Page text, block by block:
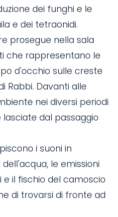
dei funghi e le
e dei tetraonidi.
prosegue nella sala
che rappresentano le
d'occhio sulle creste
Rabbi. Davanti alle
nei diversi periodi
dal passaggio
i suoni in
le emissioni
il fischio del camoscio
di trovarsi di fronte ad